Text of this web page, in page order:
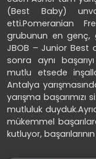
(Best Baby)
etti.Pomeranian
grubunun en genç,
JBOB – Junior Best
sonra aynı
mutlu etsede
Antalya
yarışma
mutluluk
mükemmel
kutluyor,